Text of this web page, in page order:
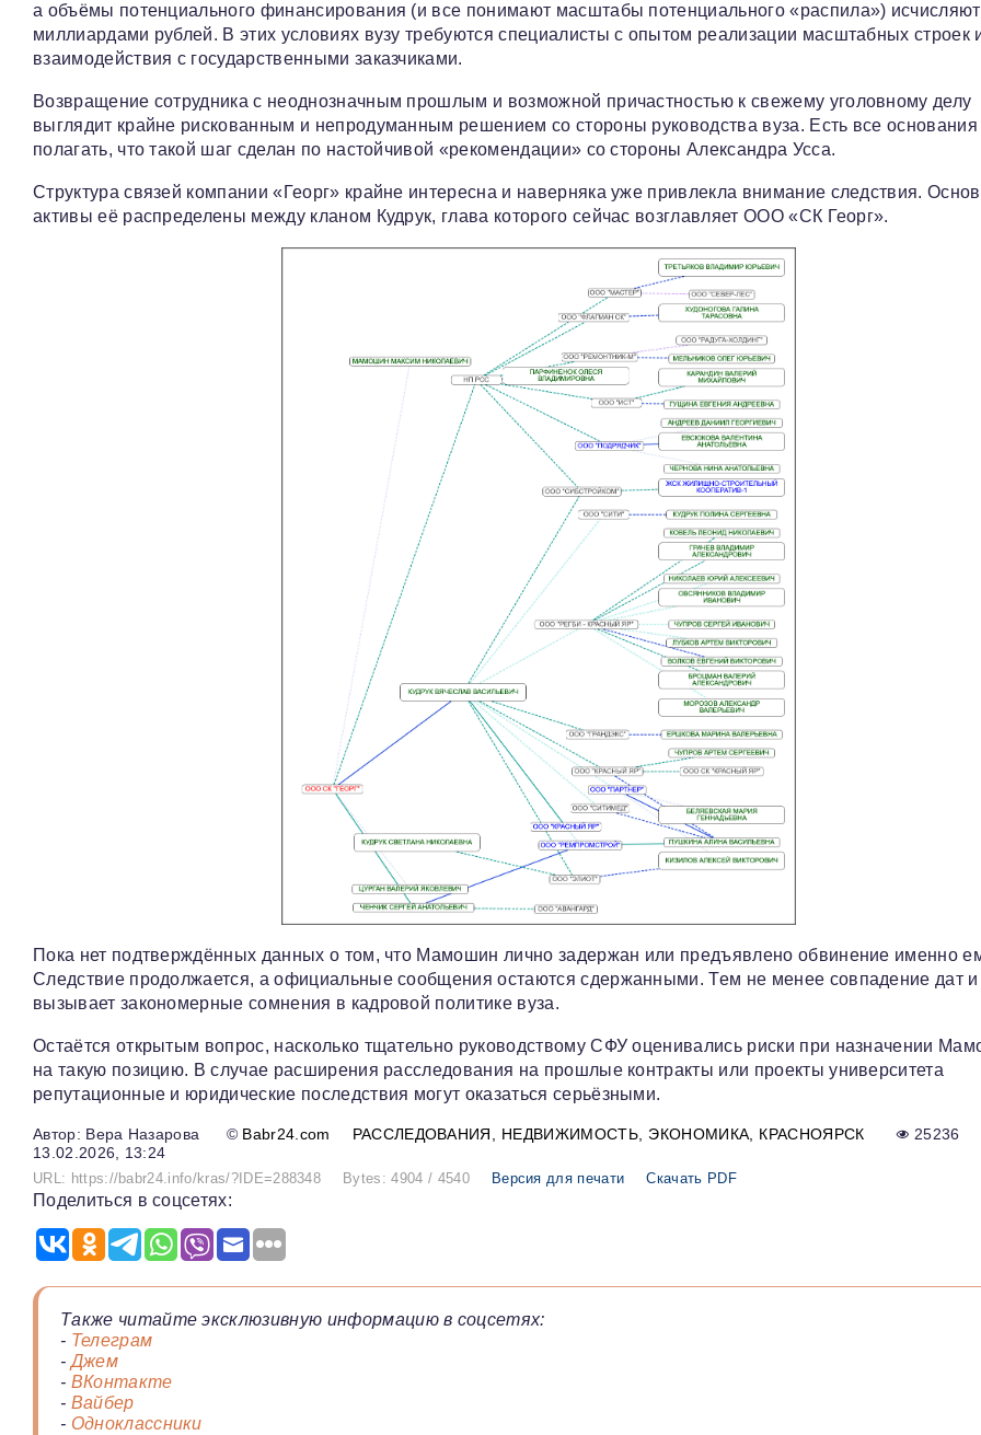
а объёмы потенциального финансирования (и все понимают масштабы потенциального «распила»)
миллиардами рублей. В этих условиях вузу требуются специалисты с опытом реализации масштабных строек
взаимодействия с государственными заказчиками.
Возвращение сотрудника с неоднозначным прошлым и возможной причастностью к свежему уголовному делу
выглядит крайне рискованным и непродуманным решением со стороны руководства вуза. Есть все основания
полагать, что такой шаг сделан по настойчивой «рекомендации» со стороны Александра Усса.
Структура связей компании «Георг» крайне интересна и наверняка уже привлекла внимание следствия.
активы её распределены между кланом Кудрук, глава которого сейчас возглавляет ООО «СК Георг».
Пока нет подтверждённых данных о том, что Мамошин лично задержан или предъявлено обвинение именно
Следствие продолжается, а официальные сообщения остаются сдержанными. Тем не менее совпадение дат и
вызывает закономерные сомнения в кадровой политике вуза.
Остаётся открытым вопрос, насколько тщательно руководствому СФУ оценивались риски при назначении
на такую позицию. В случае расширения расследования на прошлые контракты или проекты университета
репутационные и юридические последствия могут оказаться серьёзными.
Вера Назарова © Babr24.com РАССЛЕДОВАНИЯ НЕДВИЖИМОСТЬ ЭКОНОМИКА КРАСНОЯРСК
25236
13.02.2026, 13:24
URL: https://babr24.info/kras/?IDE=288348 Bytes: 4904 / 4540 Версия для печати Скачать PDF
Поделиться в соцсетях:
Также читайте эксклюзивную информацию в соцсетях:
- Телеграм
-Джем
- ВКонтакте
- Вайбер
- Одноклассники